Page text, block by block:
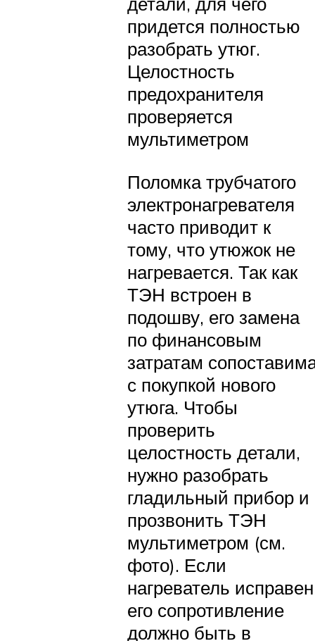
придется полностью
разобрать утюг.
Целостность
предохранителя
проверяется
мультиметром
Поломка трубчатого
электронагревателя
часто приводит к
тому, что утюжок не
нагревается. Так как
ТЭН встроен в
подошву, его замена
по финансовым
затратам
с покупкой нового
утюга. Чтобы
проверить
целостность детали,
нужно разобрать
гладильный прибор и
прозвонить ТЭН
мультиметром (см.
фото). Если
нагреватель
его сопротивление
должно быть в